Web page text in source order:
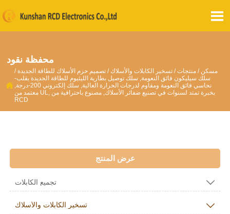

محفظة نقود

مسكن / منتجات/ تسخير الكابلات والأسلاك / تصميم حزم الأسلاك للطاقة الجديدة /
سلك سيليكون فائق النعومة, سلك توصيل بطارية الليثيوم للطاقة الجديدة بقلب-
نحاسي فائق النعومة ومقاوم لدرجات الحرارة العالية, سلك إلكتروني 200-درجة,
معتمد من UL, بخبرة تمتد لسنوات في تصنيع ضفائر الأسلاك, مصنوع باحترافية من
RCD
عرض المنتج
تجميع الكابلات 
تسخير الكابلات والأسلاك 